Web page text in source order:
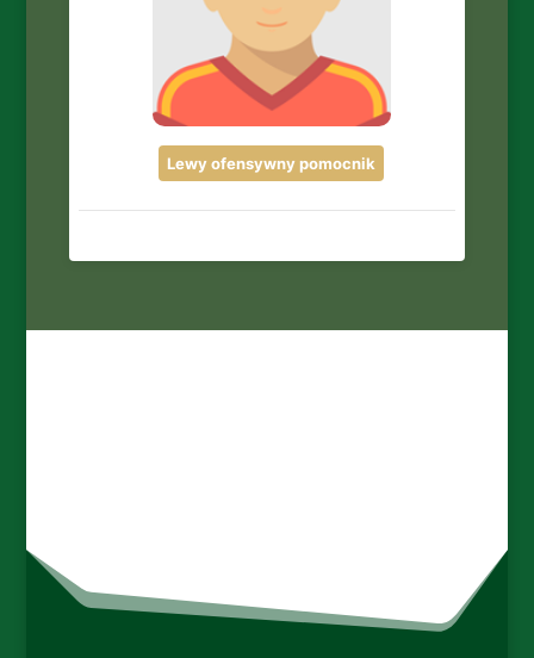
Lewy ofensywny pomocnik